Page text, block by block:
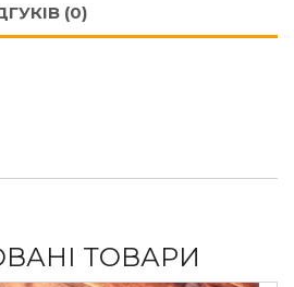
(0)
ТОВАРИ